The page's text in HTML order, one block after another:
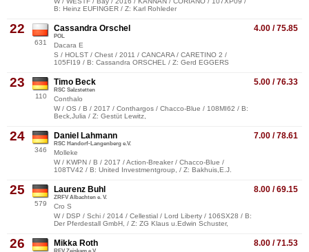
B: Heinz EUFINGER / Z: Karl Rohleder
22
631
4.00 / 75.85
Cassandra Orschel
POL
Dacara E
S / HOLST / Chest / 2011 / CANCARA / CARETINO 2 /
105FI19 / B: Cassandra ORSCHEL / Z: Gerd EGGERS
23
110
5.00 / 76.33
Timo Beck
RSC Salzstetten
Conthalo
W / OS / B / 2017 / Conthargos / Chacco-Blue / 108MI62 / B:
Beck,Julia / Z: Gestüt Lewitz,
24
346
7.00 / 78.61
Daniel Lahmann
RSC Handorf-Langenberg e.V.
Molleke
W / KWPN / B / 2017 / Action-Breaker / Chacco-Blue /
108TV42 / B: United Investmentgroup, / Z: Bakhuis,E.J.
25
579
8.00 / 69.15
Laurenz Buhl
ZRFV Albachten e. V.
Cro S
W / DSP / Schi / 2014 / Cellestial / Lord Liberty / 106SX28 / B:
Der Pferdestall GmbH, / Z: ZG Klaus u.Edwin Schuster,
26 8.00 / 71.53
Mikka Roth
RFV Zeiskam e.V.